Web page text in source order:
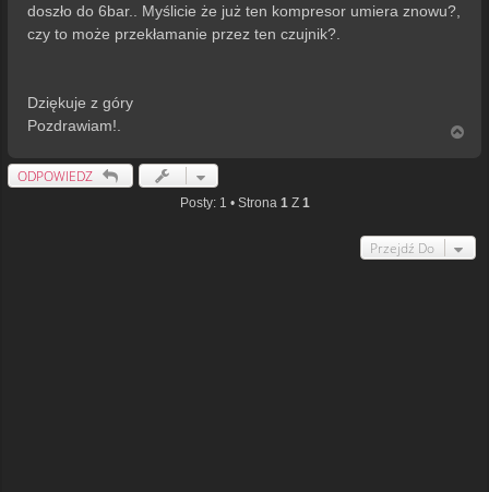
doszło do 6bar.. Myślicie że już ten kompresor umiera znowu?,
czy to może przekłamanie przez ten czujnik?.
Dziękuje z góry
Pozdrawiam!.
ODPOWIEDZ
Posty: 1 • Strona 1Z 1
Przejdź Do